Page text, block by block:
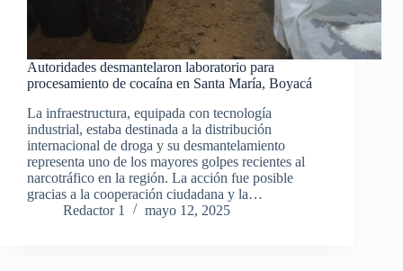
Autoridades desmantelaron laboratorio para
procesamiento de cocaína en Santa María, Boyacá
La infraestructura, equipada con tecnología
industrial, estaba destinada a la distribución
internacional de droga y su desmantelamiento
representa uno de los mayores golpes recientes al
narcotráfico en la región. La acción fue posible
gracias a la cooperación ciudadana y la…
Redactor 1
mayo 12, 2025